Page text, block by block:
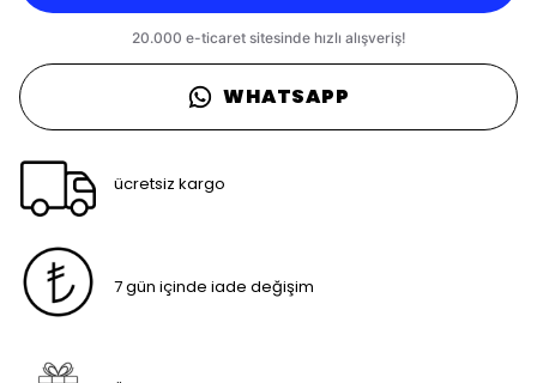
WHATSAPP
ücretsiz kargo
7 gün içinde iade değişim